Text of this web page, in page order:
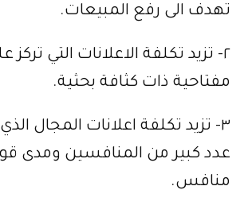
تهدف الى رفع المبيعات.
٢- تزيد تكلفة الاعلانات التي
مفتاحية ذات كثافة بحثية.
٣- تزيد تكلفة اعلانات المجال
عدد كبير من المنافسين ومدى
منافس.